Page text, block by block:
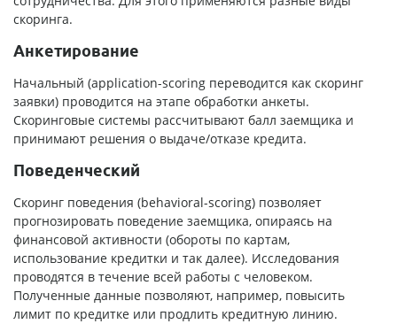
скоринга.
Анкетирование
Начальный (application-scoring переводится как скоринг
заявки) проводится на этапе обработки анкеты.
Скоринговые системы рассчитывают балл заемщика и
принимают решения о выдаче/отказе кредита.
Поведенческий
Скоринг поведения (behavioral-scoring) позволяет
прогнозировать поведение заемщика, опираясь на
финансовой активности (обороты по картам,
использование кредитки и так далее). Исследования
проводятся в течение всей работы с человеком.
Полученные данные позволяют, например, повысить
лимит по кредитке или продлить кредитную линию.